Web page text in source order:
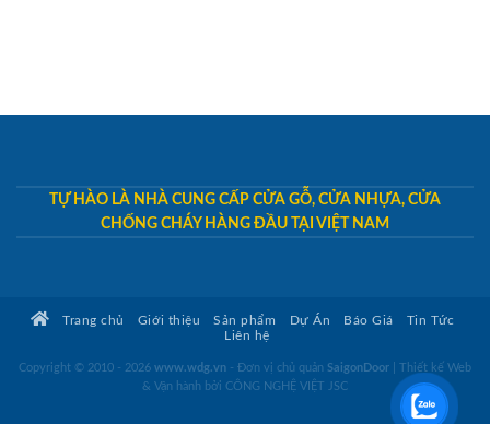
TỰ HÀO LÀ NHÀ CUNG CẤP CỬA GỖ, CỬA NHỰA, CỬA
CHỐNG CHÁY HÀNG ĐẦU TẠI VIỆT NAM
Trang chủ Giới thiệu Sản phẩm Dự Án Báo Giá
Tin Tức
Liên hệ
Copyright © 2010 - 2026 www.wdg.vn - Đơn vị chủ quản SaigonDoor
Thiết kế Web
& Vận hành bởi CÔNG NGHỆ VIỆT JSC